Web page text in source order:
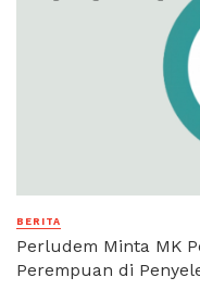
BERITA
Perludem Minta MK
Perempuan di